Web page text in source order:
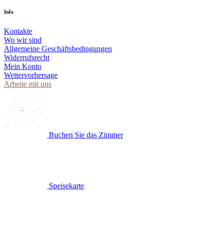
Info
Kontakte
Wo wir sind
Allgemeine Geschäftsbedingungen
Widerrufsrecht
Mein Konto
Wettervorhersage
Arbeite mit uns
Buchen Sie das Zimmer
Speisekarte